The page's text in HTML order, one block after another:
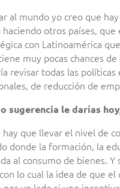
al mundo yo creo que
otros países,
con Latinoamérica
muy pocas chances
revisar todas las
de reducción de
sugerencia le darías
que llevar el nivel de
donde la formación, la
al consumo de bienes.
lo cual la idea de que